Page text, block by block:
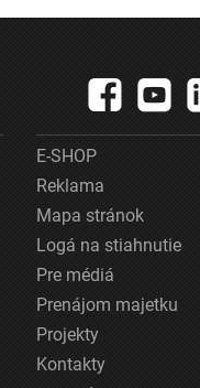
E-SHOP
Reklama
Mapa stránok
Logá na stiahnutie
Pre médiá
Prenájom majetku
Projekty
Kontakty